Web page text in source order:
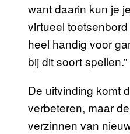
want daarin kun je
virtueel
heel handig voor
bij dit soort spellen.”
De uitvinding komt
verbeteren, maar
verzinnen van